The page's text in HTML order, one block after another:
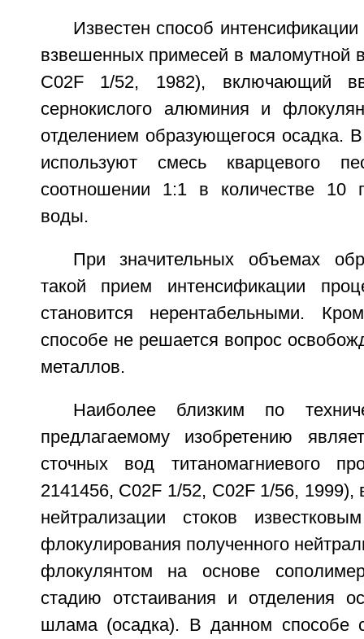
Известен способ
взвешенных примесей в маломутной
C02F 1/52, 1982), включающий
сернокислого алюминия и
отделением образующегося осадка.
используют смесь кварцевого
соотношении 1:1 в количестве 10
воды.
При значительных объемах
такой прием интенсификации
становится нерентабельными.
способе не решается вопрос
металлов.
Наиболее близким по
предлагаемому изобретению
сточных вод титаномагниевого
2141456, C02F 1/52, C02F 1/56,
нейтрализации стоков
флокулирования полученного
флокулянтом на основе
стадию отстаивания и отделения
шлама (осадка). В данном способе